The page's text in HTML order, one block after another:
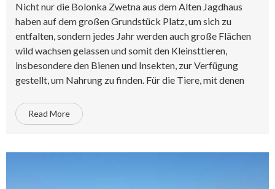
Nicht nur die Bolonka Zwetna aus dem Alten Jagdhaus
haben auf dem großen Grundstück Platz, um sich zu
entfalten, sondern jedes Jahr werden auch große Flächen
wild wachsen gelassen und somit den Kleinsttieren,
insbesondere den Bienen und Insekten, zur Verfügung
gestellt, um Nahrung zu finden. Für die Tiere, mit denen
Read More